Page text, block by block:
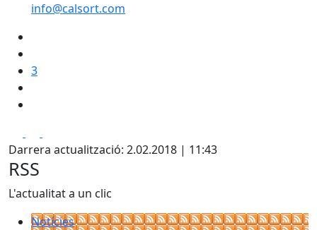
info@calsort.com
3
Darrera actualització: 2.02.2018 | 11:43
RSS
L'actualitat a un clic
Notícies